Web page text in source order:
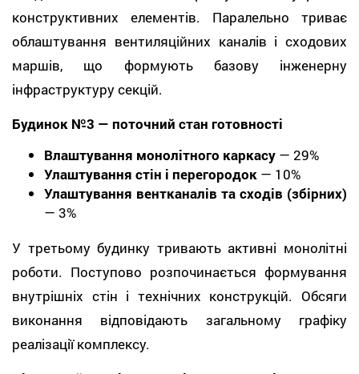
конструктивних елементів. Паралельно триває
облаштування вентиляційних каналів і сходових
маршів, що формують базову інженерну
інфраструктуру секцій.
Будинок №3 — поточний стан готовності
Влаштування монолітного каркасу — 29%
Улаштування стін і перегородок — 10%
Улаштування вентканалів та сходів (збірних)
— 3%
У третьому будинку тривають активні монолітні
роботи. Поступово розпочинається формування
внутрішніх стін і технічних конструкцій. Обсяги
виконання відповідають загальному графіку
реалізації комплексу.